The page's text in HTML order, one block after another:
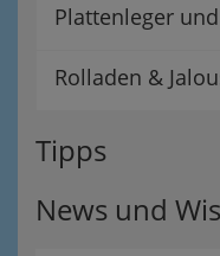
Plattenleger
Rolladen &
Tipps
News und